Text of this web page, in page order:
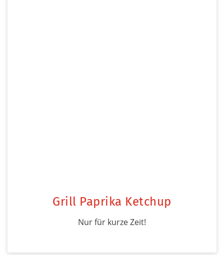
Grill Paprika Ketchup
Nur für kurze Zeit!